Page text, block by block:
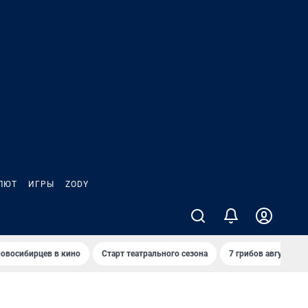
ИГРЫ ZODY
в кино Старт театрального сезона 7 грибов августа